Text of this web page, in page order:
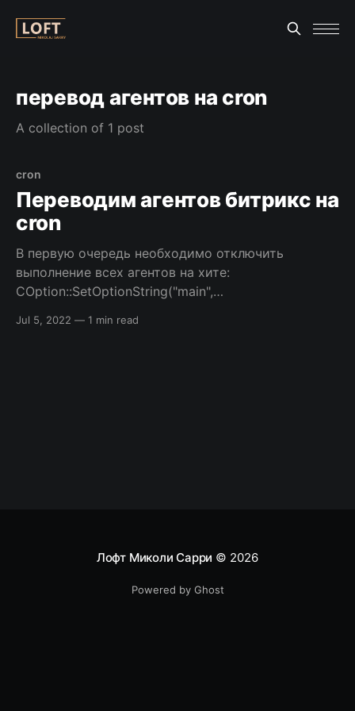
перевод агентов на cron
A collection of 1 post
cron
Переводим агентов битрикс на
cron
В первую очередь необходимо отключить
выполнение всех агентов на хите:
COption::SetOptionString("main",
COption::GetOptionString("main",
Jul 5, 2022 — 1 min read
Лофт Миколи Сарри © 2026
Powered by Ghost